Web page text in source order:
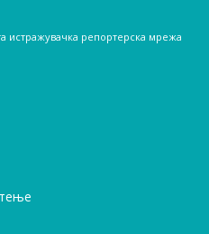
истражувачка репортерска мрежа